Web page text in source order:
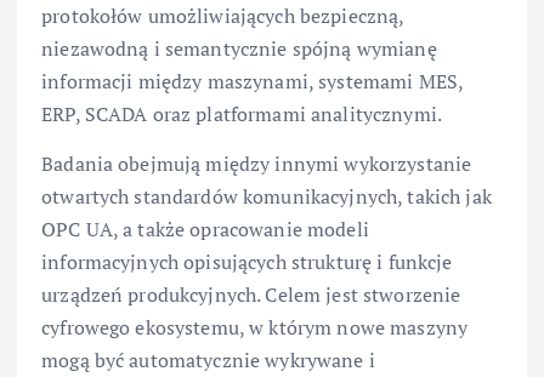
protokołów umożliwiających bezpieczną,
niezawodną i semantycznie spójną wymianę
informacji między maszynami, systemami MES,
ERP, SCADA oraz platformami analitycznymi.
Badania obejmują między innymi wykorzystanie
otwartych standardów komunikacyjnych, takich jak
OPC UA, a także opracowanie modeli
informacyjnych opisujących strukturę i funkcje
urządzeń produkcyjnych. Celem jest stworzenie
cyfrowego ekosystemu, w którym nowe maszyny
mogą być automatycznie wykrywane i